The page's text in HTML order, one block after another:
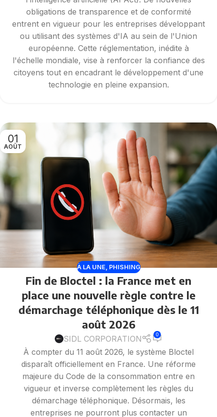
obligations de transparence et de conformité
entrent en vigueur pour les entreprises développant
ou utilisant des systèmes d'IA au sein de l'Union
européenne. Cette réglementation, inédite à
l'échelle mondiale, vise à renforcer la confiance des
citoyens tout en encadrant le développement d'une
technologie en pleine expansion.
01
AOÛT
À LA UNE PHISHING
Fin de Bloctel : la France met en
place une nouvelle règle contre le
démarchage téléphonique dès le 11
août 2026
SIDL CORPORATION 0
À compter du 11 août 2026, le système Bloctel
disparaît officiellement en France. Une réforme
majeure du Code de la consommation entre en
vigueur et inverse complètement les règles du
démarchage téléphonique. Désormais, les
entreprises ne pourront plus contacter un